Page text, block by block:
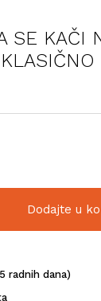
SE KAČI
Dodajte u
radnih dana)